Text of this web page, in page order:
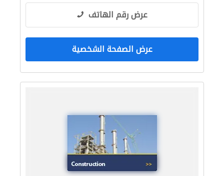
عرض رقم الهاتف
عرض الصفحة الشخصية